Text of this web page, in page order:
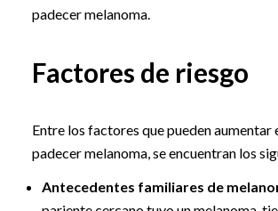
padecer melanoma.
Factores de riesgo
Entre los factores que pueden aumentar
padecer melanoma, se encuentran los
Antecedentes familiares de